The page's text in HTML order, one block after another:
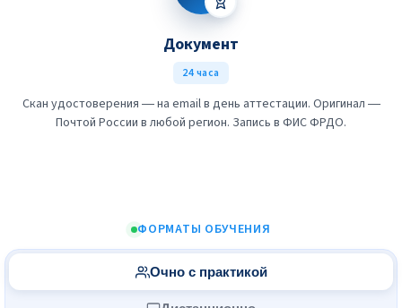
Документ
24 часа
Скан удостоверения — на email в день аттестации. Оригинал —
Почтой России в любой регион. Запись в ФИС ФРДО.
ФОРМАТЫ ОБУЧЕНИЯ
Очно с практикой